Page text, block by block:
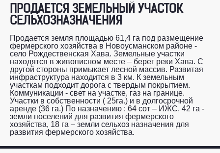
ПРОДАЕТСЯ ЗЕМЕЛЬНЫЙ УЧАСТОК
СЕЛЬХОЗНАЗНАЧЕНИЯ
Продается земля площадью 61,4 га под размещение
фермерского хозяйства в Новоусманском районе -
село Рождественская Хава. Земельные участки
находятся в живописном месте – берег реки Хава. С
другой стороны примыкает лесной массив. Развитая
инфраструктура находится в 3 км. К земельным
участкам подходит дорога с твердым покрытием.
Коммуникации - свет на участке, газ на границе.
Участки в собственности ( 25га.) и в долгосрочной
аренде (36 га.) По назначению : 64 сот – ИЖС, 42 га -
земли поселений для развития фермерского
хозяйства, 18 га – земли сельхоз назначения для
развития фермерского хозяйства.